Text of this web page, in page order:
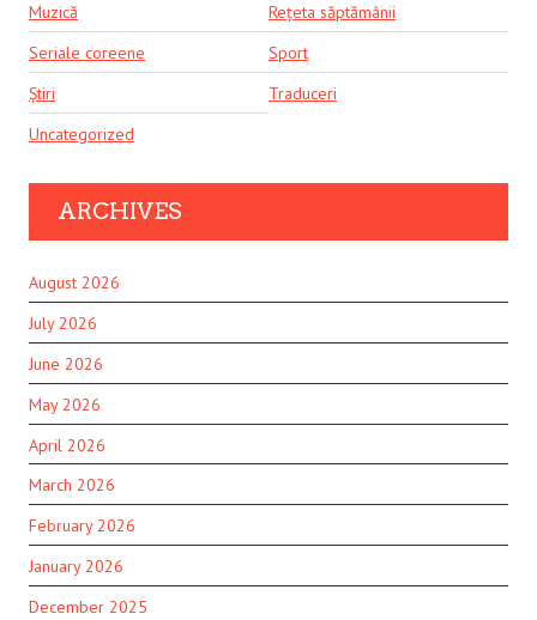
Muzică
Rețeta săptămânii
Seriale coreene
Sport
Știri
Traduceri
Uncategorized
ARCHIVES
August 2026
July 2026
June 2026
May 2026
April 2026
March 2026
February 2026
January 2026
December 2025